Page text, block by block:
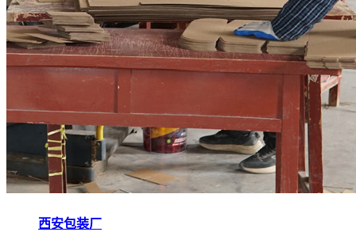
西安包装厂